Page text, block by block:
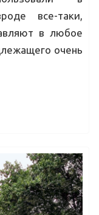
все-таки,
в любое
очень